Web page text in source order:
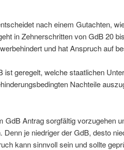
nach einem Gutachten,
in Zehnerschritten von GdB 20
und hat Anspruch auf
ist geregelt, welche staatlichen
Nachteile
GdB Antrag sorgfältig vorzugehen
Denn je niedriger der GdB, desto
kann sinnvoll sein und sollte